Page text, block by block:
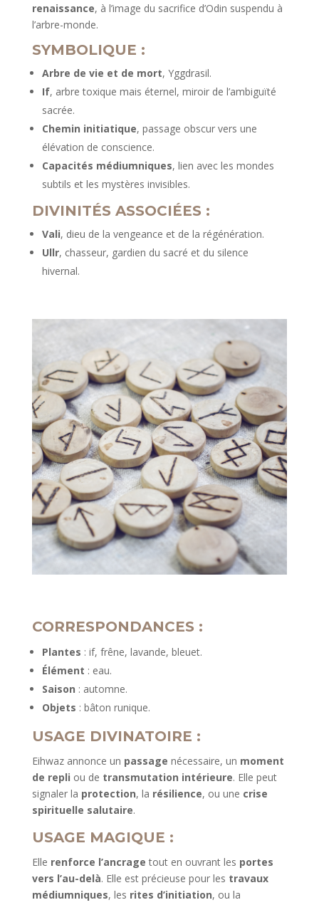
renaissance, à l’image du sacrifice d’Odin suspendu à
l’arbre-monde.
SYMBOLIQUE :
Arbre de vie et de mort, Yggdrasil.
If, arbre toxique mais éternel, miroir de l’ambiguïté
sacrée.
Chemin initiatique, passage obscur vers une
élévation de conscience.
Capacités médiumniques, lien avec les mondes
subtils et les mystères invisibles.
DIVINITÉS ASSOCIÉES :
Vali, dieu de la vengeance et de la régénération.
Ullr, chasseur, gardien du sacré et du silence
hivernal.
CORRESPONDANCES :
Plantes : if, frêne, lavande, bleuet.
Élément : eau.
Saison : automne.
Objets : bâton runique.
USAGE DIVINATOIRE :
Eihwaz annonce un passage nécessaire, un moment
de repli ou de transmutation intérieure. Elle peut
signaler la protection, la résilience, ou une crise
spirituelle salutaire.
USAGE MAGIQUE :
Elle renforce l’ancrage tout en ouvrant les portes
vers l’au-delà. Elle est précieuse pour les travaux
médiumniques, les rites d’initiation, ou la